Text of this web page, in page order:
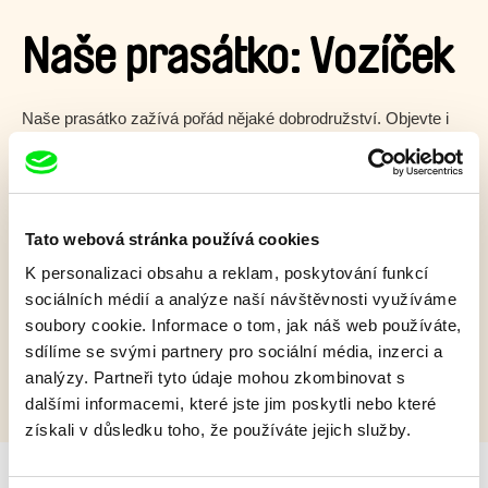
Tato webová stránka používá cookies
K personalizaci obsahu a reklam, poskytování funkcí
sociálních médií a analýze naší návštěvnosti využíváme
soubory cookie. Informace o tom, jak náš web používáte,
sdílíme se svými partnery pro sociální média, inzerci a
analýzy. Partneři tyto údaje mohou zkombinovat s
dalšími informacemi, které jste jim poskytli nebo které
získali v důsledku toho, že používáte jejich služby.
Naše prasátko: Vozíček
Naše prasátko zažívá pořád nějaké dobrodružství. Objevte i
Film bohužel není dostupný :(
Omlouváme se, ale tento titul není ve vaší zemi k
dispozici.